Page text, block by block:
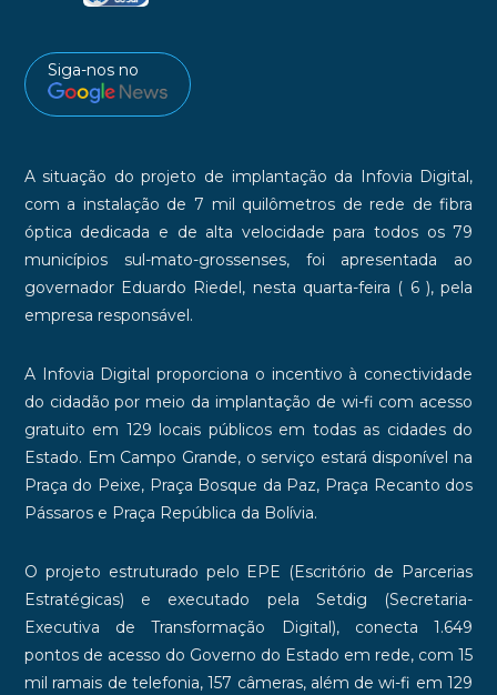
Siga-nos no
A situação do projeto de implantação da Infovia Digital,
com a instalação de 7 mil quilômetros de rede de fibra
óptica dedicada e de alta velocidade para todos os 79
municípios sul-mato-grossenses, foi apresentada ao
governador Eduardo Riedel, nesta quarta-feira ( 6 ), pela
empresa responsável.
A Infovia Digital proporciona o incentivo à conectividade
do cidadão por meio da implantação de wi-fi com acesso
gratuito em 129 locais públicos em todas as cidades do
Estado. Em Campo Grande, o serviço estará disponível na
Praça do Peixe, Praça Bosque da Paz, Praça Recanto dos
Pássaros e Praça República da Bolívia.
O projeto estruturado pelo EPE (Escritório de Parcerias
Estratégicas) e executado pela Setdig (Secretaria-
Executiva de Transformação Digital), conecta 1.649
pontos de acesso do Governo do Estado em rede, com 15
mil ramais de telefonia, 157 câmeras, além de wi-fi em 129